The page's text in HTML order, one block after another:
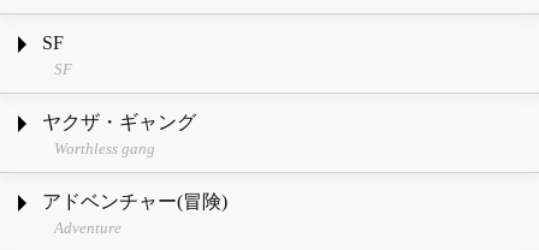
SF
SF
ヤクザ・ギャング
Worthless gang
アドベンチャー(冒険)
Adventure